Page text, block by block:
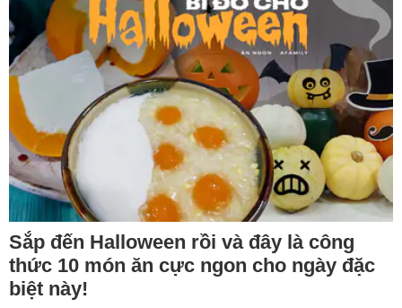
Sắp đến Halloween rồi và đây là công
thức 10 món ăn cực ngon cho ngày đặc
biệt này!